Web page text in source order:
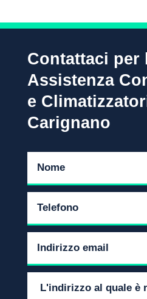
Contattaci per
Assistenza
e
Carignano